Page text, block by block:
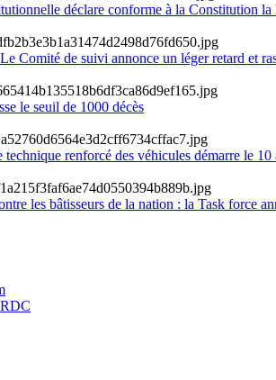
déclare conforme à la Constitution la
Comité de suivi annonce un léger retard et
le seuil de 1000 décès
renforcé des véhicules démarre le 10
les bâtisseurs de la nation : la Task force